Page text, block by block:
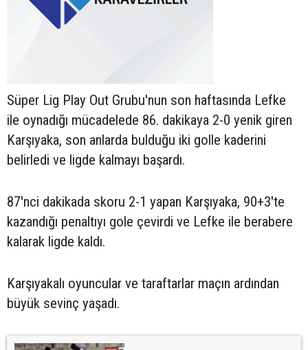
Süper Lig Play Out Grubu'nun son haftasında Lefke
ile oynadığı mücadelede 86. dakikaya 2-0 yenik giren
Karşıyaka, son anlarda bulduğu iki golle kaderini
belirledi ve ligde kalmayı başardı.
87'nci dakikada skoru 2-1 yapan Karşıyaka, 90+3'te
kazandığı penaltıyı gole çevirdi ve Lefke ile berabere
kalarak ligde kaldı.
Karşıyakalı oyuncular ve taraftarlar maçın ardından
büyük sevinç yaşadı.